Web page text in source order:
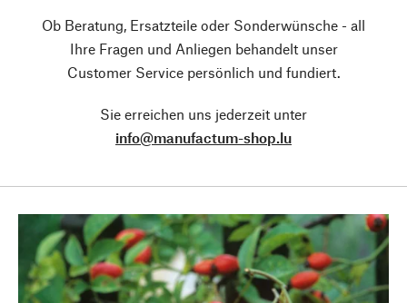
Ob Beratung, Ersatzteile oder Sonderwünsche - all
Ihre Fragen und Anliegen behandelt unser
Customer Service persönlich und fundiert.
Sie erreichen uns jederzeit unter
info@manufactum-shop.lu